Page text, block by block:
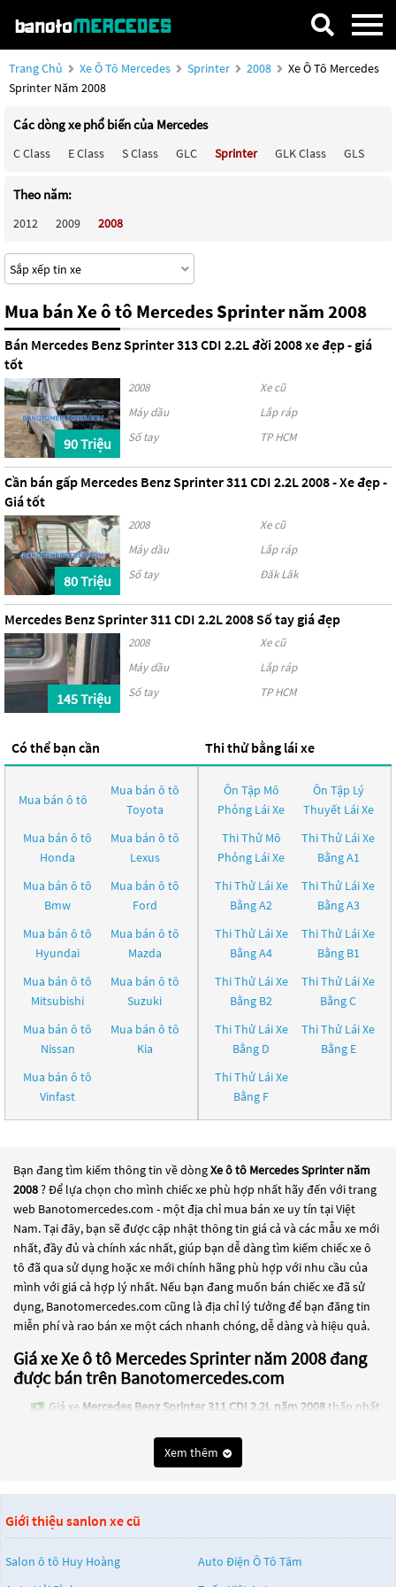
Trang Chủ Xe Ô Tô Mercedes Sprinter 2008
Xe Ô Tô Mercedes
Sprinter Năm 2008
Các dòng xe phổ biến của Mercedes
C Class E Class S Class GLC Sprinter GLK Class GLS
Theo năm:
2012 2009 2008
Mua bán Xe ô tô Mercedes Sprinter năm 2008
Bán Mercedes Benz Sprinter 313 CDI 2.2L đời 2008 xe đẹp - giá
tốt
90 Triệu
2008
Xe cũ
Máy dầu
Lắp ráp
Số tay
TP HCM
Cần bán gấp Mercedes Benz Sprinter 311 CDI 2.2L 2008 - Xe đẹp -
Giá tốt
80 Triệu
2008
Xe cũ
Máy dầu
Lắp ráp
Số tay
Đăk Lăk
Mercedes Benz Sprinter 311 CDI 2.2L 2008 Số tay giá đẹp
145 Triệu
2008
Xe cũ
Máy dầu
Lắp ráp
Số tay
TP HCM
Có thể bạn cần
Mua bán ô tô
Mua bán ô tô
Toyota
Mua bán ô tô
Honda
Mua bán ô tô
Lexus
Mua bán ô tô
Bmw
Mua bán ô tô
Ford
Mua bán ô tô
Hyundai
Mua bán ô tô
Mazda
Mua bán ô tô
Mitsubishi
Mua bán ô tô
Suzuki
Mua bán ô tô
Nissan
Mua bán ô tô
Kia
Mua bán ô tô
Vinfast
Thi thử bằng lái xe
Ôn Tập Mô
Phỏng Lái Xe
Ôn Tập Lý
Thuyết Lái Xe
Thi Thử Mô
Phỏng Lái Xe
Thi Thử Lái Xe
Bằng A1
Thi Thử Lái Xe
Bằng A2
Thi Thử Lái Xe
Bằng A3
Thi Thử Lái Xe
Bằng A4
Thi Thử Lái Xe
Bằng B1
Thi Thử Lái Xe
Bằng B2
Thi Thử Lái Xe
Bằng C
Thi Thử Lái Xe
Bằng D
Thi Thử Lái Xe
Bằng E
Thi Thử Lái Xe
Bằng F
Bạn đang tìm kiếm thông tin về dòngXe ô tô Mercedes Sprinter năm
2008? Để lựa chọn cho mình chiếc xe phù hợp nhất hãy đến với trang
web Banotomercedes.com - một địa chỉ mua bán xe uy tín tại Việt
Nam. Tại đây, bạn sẽ được cập nhật thông tin giá cả và các mẫu xe mới
nhất, đầy đủ và chính xác nhất, giúp bạn dễ dàng tìm kiếm chiếc xe ô
tô đã qua sử dụng hoặc xe mới chính hãng phù hợp với nhu cầu của
mình với giá cả hợp lý nhất. Nếu bạn đang muốn bán chiếc xe đã sử
dụng, Banotomercedes.com cũng là địa chỉ lý tưởng để bạn đăng tin
miễn phí và rao bán xe một cách nhanh chóng, dễ dàng và hiệu quả.
Giá xe Xe ô tô Mercedes Sprinter năm 2008 đang
được bán trên Banotomercedes.com
Giá xe Mercedes Benz Sprinter 311 CDI 2.2L năm 2008thấp nhất
Mercedes Benz Sprinter 313 CDI 2.2L năm 2008
chọn phổ biến cho những người đang tìm kiếm chiếc xe đáng tin cậy.
Và để đáp ứng nhu cầu đó, các dòngXe ô tô Mercedes Sprinter năm
2008 đang trở thành sự lựa chọn phổ biến. Các dòngXe ô tô Mercedes
Xem thêm
Giới thiệu sanlon xe cũ
Salon ô tô Huy Hoàng
Auto Điện Ô Tô Tâm